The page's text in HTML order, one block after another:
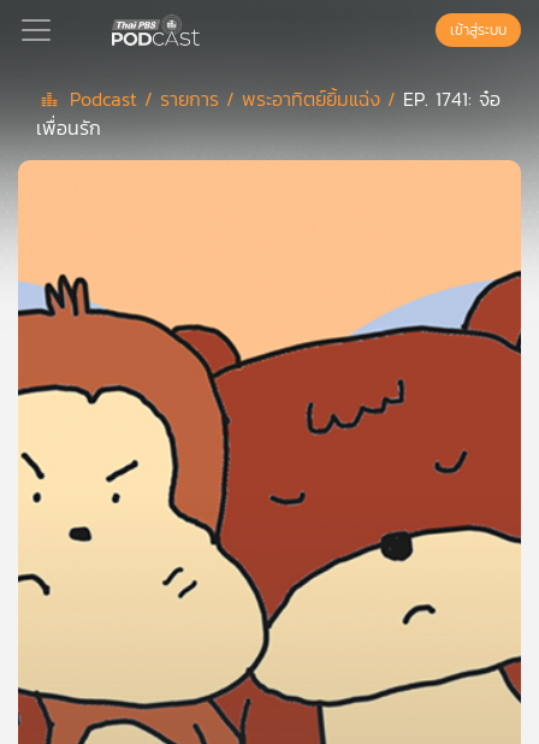
Podcast
สต์
แนะนำ
ลิ
สต์
บทความ
เข้าสู่ระบบ
Podcast / รายการ /พระอาทิตย์ยิ้มแฉ่ง / EP. 1741: จ๋อ
เพื่อนรัก